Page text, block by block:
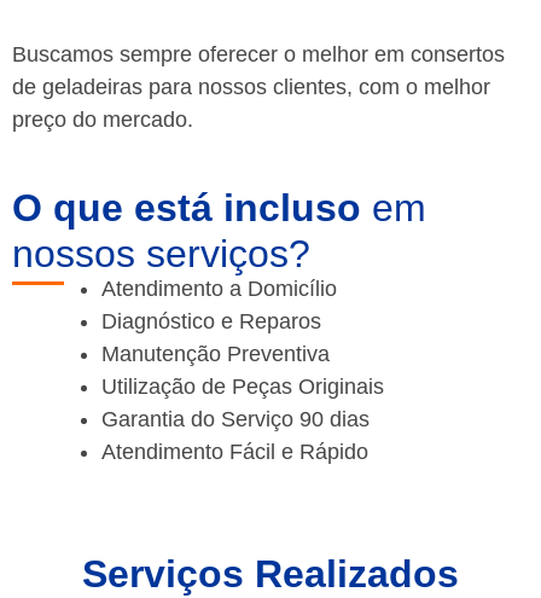
Buscamos sempre oferecer o melhor em consertos
de geladeiras para nossos clientes, com o melhor
preço do mercado.
O que está incluso em
nossos serviços?
Atendimento a Domicílio
Diagnóstico e Reparos
Manutenção Preventiva
Utilização de Peças Originais
Garantia do Serviço 90 dias
Atendimento Fácil e Rápido
Serviços Realizados